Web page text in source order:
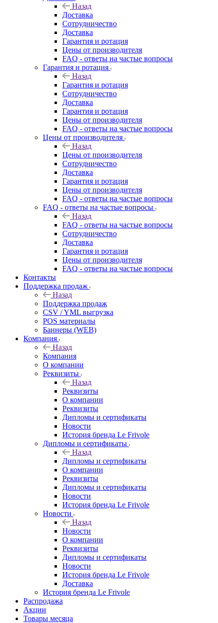
Назад
Доставка
Сотрудничество
Доставка
Гарантия и ротация
Цены от производителя
FAQ - ответы на частые вопросы
Гарантия и ротация
Назад
Гарантия и ротация
Сотрудничество
Доставка
Гарантия и ротация
Цены от производителя
FAQ - ответы на частые вопросы
Цены от производителя
Назад
Цены от производителя
Сотрудничество
Доставка
Гарантия и ротация
Цены от производителя
FAQ - ответы на частые вопросы
FAQ - ответы на частые вопросы
Назад
FAQ - ответы на частые вопросы
Сотрудничество
Доставка
Гарантия и ротация
Цены от производителя
FAQ - ответы на частые вопросы
Контакты
Поддержка продаж
Назад
Поддержка продаж
CSV / YML выгрузка
POS материалы
Баннеры (WEB)
Компания
Назад
Компания
О компании
Реквизиты
Назад
Реквизиты
О компании
Реквизиты
Дипломы и сертификаты
Новости
История бренда Le Frivole
Дипломы и сертификаты
Назад
Дипломы и сертификаты
О компании
Реквизиты
Дипломы и сертификаты
Новости
История бренда Le Frivole
Новости
Назад
Новости
О компании
Реквизиты
Дипломы и сертификаты
Новости
История бренда Le Frivole
Доставка
История бренда Le Frivole
Распродажа
Акции
Товары месяца